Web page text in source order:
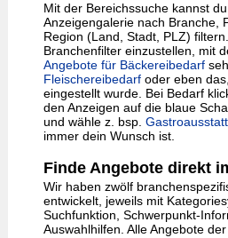
Mit der Bereichssuche kannst
Anzeigengalerie nach Branche,
Region (Land, Stadt, PLZ)
Branchenfilter einzustellen, mit
Angebote für Bäckereibedarf
Fleischereibedarfoder eben
eingestellt wurde. Bei Bedarf
den Anzeigen auf die blaue
und wähle z. bsp.
immer dein Wunsch ist.
Finde Angebote direkt
Wir haben zwölf
entwickelt, jeweils mit
Suchfunktion, Schwerpunkt-
Auswahlhilfen. Alle Angebote